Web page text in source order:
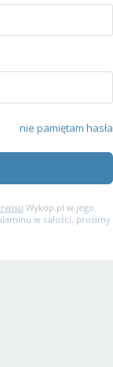
nie pamiętam hasła
Wykop.pl w jego
w całości, prosimy